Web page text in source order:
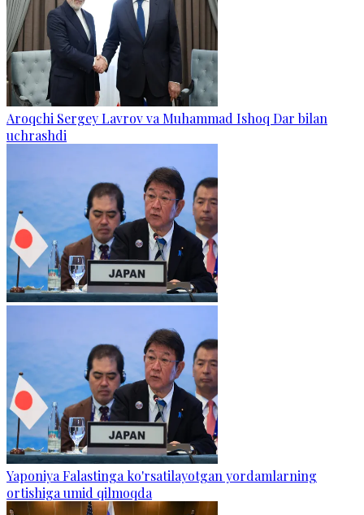
Aroqchi Sergey Lavrov va Muhammad Ishoq Dar bilan
uchrashdi
Yaponiya Falastinga ko'rsatilayotgan yordamlarning
ortishiga umid qilmoqda